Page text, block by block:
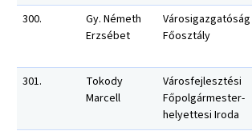
300.
Gy. Németh
Erzsébet
Városigazgatóság
Főosztály
301.
Tokody
Marcell
Városfejlesztési
Főpolgármester-
helyettesi Iroda